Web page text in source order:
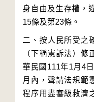
身自由及生存權，
二、按人民所受之
（下稱憲訴法）修
華民國111年1月4
月內，聲請法規範
程序用盡審級救濟